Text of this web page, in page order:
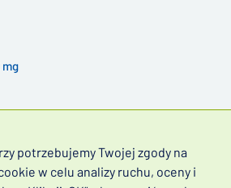
mg
potrzebujemy Twojej zgody na
w celu analizy ruchu, oceny i